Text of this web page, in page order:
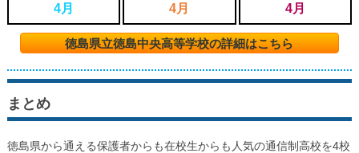
4月
4月
4月
徳島県立徳島中央高等学校の詳細はこちら
まとめ
徳島県から通える保護者からも在校生からも人気の通信制高校を4校